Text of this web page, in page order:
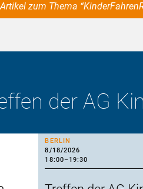
Artikel zum Thema
der AG
BERLIN
8/18/2026
18:00–19:30